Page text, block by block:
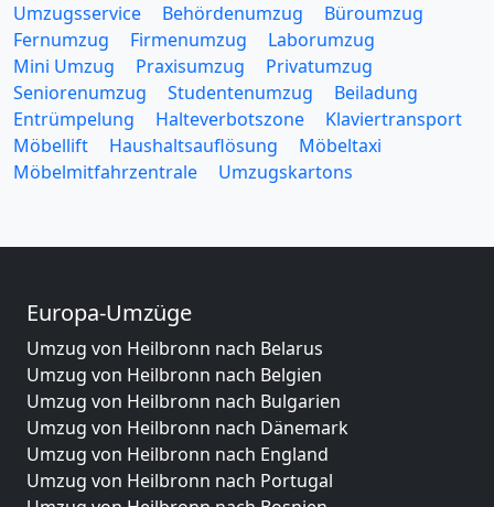
Umzugsservice Behördenumzug
Büroumzug
Fernumzug
Firmenumzug
Laborumzug
Mini Umzug
Praxisumzug
Privatumzug
Seniorenumzug
Studentenumzug
Beiladung
Entrümpelung
Halteverbotszone
Klaviertransport
Möbellift
Haushaltsauflösung
Möbeltaxi
Möbelmitfahrzentrale
Umzugskartons
Europa-Umzüge
Umzug von Heilbronn nach Belarus
Umzug von Heilbronn nach Belgien
Umzug von Heilbronn nach Bulgarien
Umzug von Heilbronn nach Dänemark
Umzug von Heilbronn nach England
Umzug von Heilbronn nach Portugal